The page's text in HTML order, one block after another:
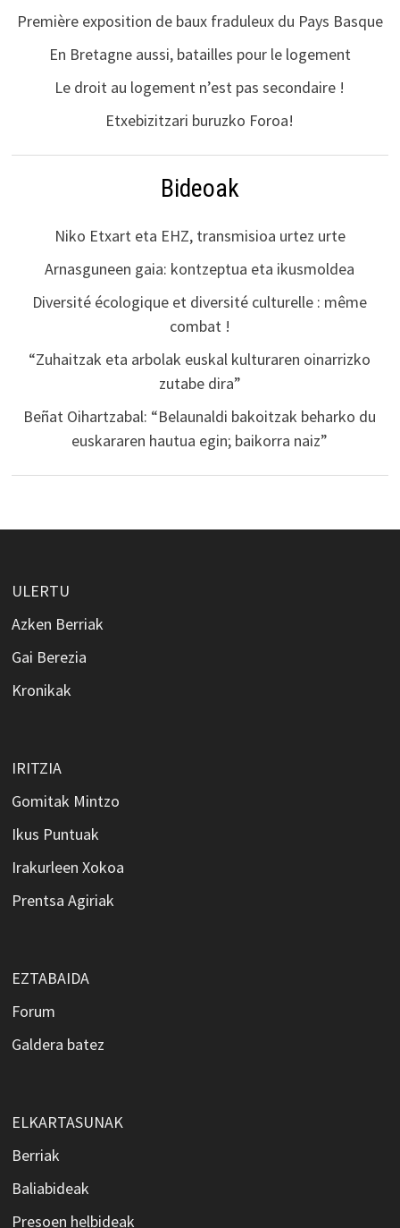
Première exposition de baux fraduleux du Pays Basque
En Bretagne aussi, batailles pour le logement
Le droit au logement n’est pas secondaire !
Etxebizitzari buruzko Foroa!
Bideoak
Niko Etxart eta EHZ, transmisioa urtez urte
Arnasguneen gaia: kontzeptua eta ikusmoldea
Diversité écologique et diversité culturelle : même
combat !
“Zuhaitzak eta arbolak euskal kulturaren oinarrizko
zutabe dira”
Beñat Oihartzabal: “Belaunaldi bakoitzak beharko du
euskararen hautua egin; baikorra naiz”
ULERTU
Azken Berriak
Gai Berezia
Kronikak
IRITZIA
Gomitak Mintzo
Ikus Puntuak
Irakurleen Xokoa
Prentsa Agiriak
EZTABAIDA
Forum
Galdera batez
ELKARTASUNAK
Berriak
Baliabideak
Presoen helbideak